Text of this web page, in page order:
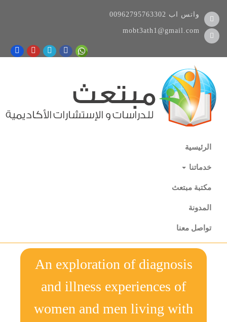
00962795763302 واتس اب
mobt3ath1@gmail.com
الرئيسية
خدماتنا
مكتبة مبتعث
المدونة
تواصل معنا
An exploration of diagnosis
and illness experiences of
women and men living with